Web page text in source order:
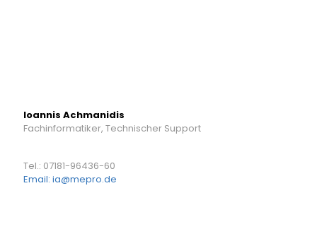
Ioannis Achmanidis
Fachinformatiker, Technischer Support
Tel.: 07181-96436-60
Email: ia@mepro.de